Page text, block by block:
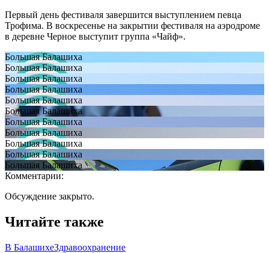
Первый день фестиваля завершится выступлением певца
Трофима. В воскресенье на закрытии фестиваля на аэродроме
в деревне Черное выступит группа «Чайф».
Большая Балашиха
Большая Балашиха
Большая Балашиха
Большая Балашиха
Большая Балашиха
Большая Балашиха
Большая Балашиха
Большая Балашиха
Большая Балашиха
Большая Балашиха
Большая Балашиха
Комментарии:
Обсуждение закрыто.
Читайте также
В БалашихеЗдравоохранение